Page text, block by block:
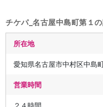
チケパ_名古屋中島町第１
所在地
愛知県名古屋市中村区中島
営業時間
２４時間